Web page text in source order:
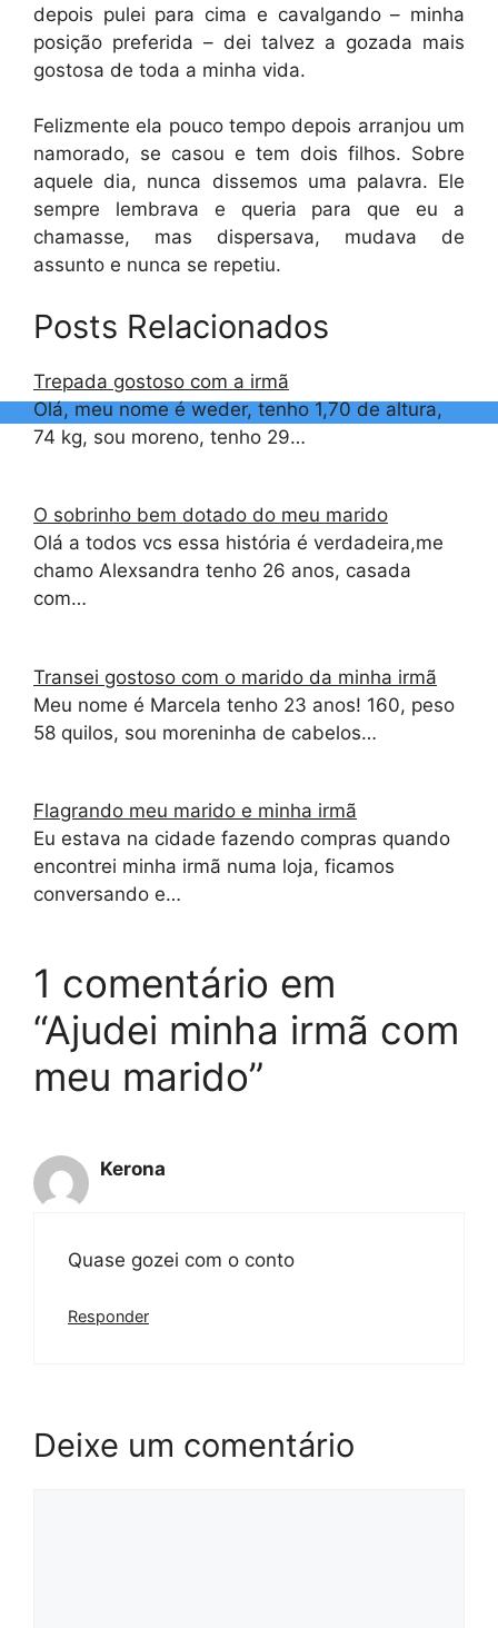
depois pulei para cima e cavalgando – minha
posição preferida – dei talvez a gozada mais
gostosa de toda a minha vida.
Felizmente ela pouco tempo depois arranjou um
namorado, se casou e tem dois filhos. Sobre
aquele dia, nunca dissemos uma palavra. Ele
sempre lembrava e queria para que eu a
chamasse, mas dispersava, mudava de
assunto e nunca se repetiu.
Posts Relacionados
Trepada gostoso com a irmã
Olá, meu nome é weder, tenho 1,70 de altura,
74 kg, sou moreno, tenho 29…
O sobrinho bem dotado do meu marido
Olá a todos vcs essa história é verdadeira,me
chamo Alexsandra tenho 26 anos, casada
com…
Transei gostoso com o marido da minha irmã
Meu nome é Marcela tenho 23 anos! 160, peso
58 quilos, sou moreninha de cabelos…
Flagrando meu marido e minha irmã
Eu estava na cidade fazendo compras quando
encontrei minha irmã numa loja, ficamos
conversando e…
1 comentário em
“Ajudei minha irmã com
meu marido”
Kerona
Quase gozei com o conto
Responder
Deixe um comentário